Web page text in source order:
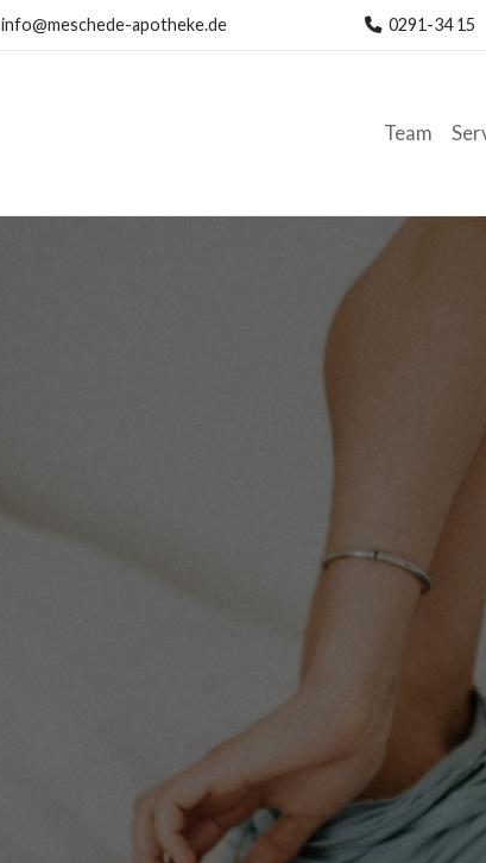
info@meschede-apotheke.de 0291-34 15
Team